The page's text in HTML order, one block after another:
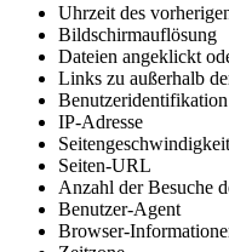
Uhrzeit des
Bildschirmauflösung
Dateien angeklickt
Links zu außerhalb
Benutzeridentifikation
IP-Adresse
Seitengeschwindigkeit
Seiten-URL
Anzahl der Besuche
Benutzer-Agent
Browser-